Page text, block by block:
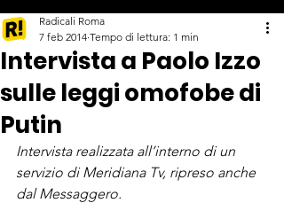
Intervista a Paolo Izzo
sulle leggi omofobe di
Putin
Radicali Roma
7 feb 2014 Tempo di lettura: 1 min
Intervista realizzata all’interno di un
servizio di Meridiana Tv, ripreso anche
dal Messaggero.